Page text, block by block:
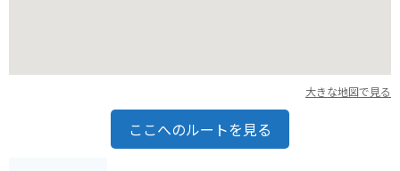
大きな地図で見る
ここへのルートを見る